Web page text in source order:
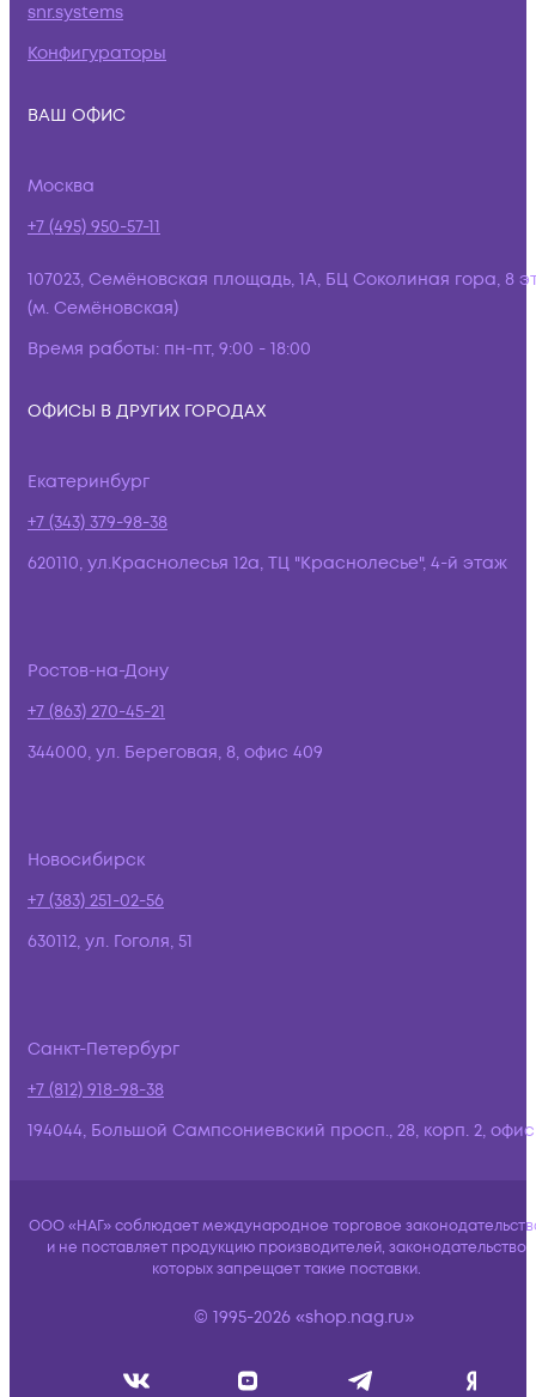
snr.systems
Конфигураторы
ВАШ ОФИС
Москва
+7 (495) 950-57-11
107023, Семёновская площадь, 1А, БЦ Соколиная гора, 8
(м. Семёновская)
Время работы: пн-пт, 9:00 - 18:00
ОФИСЫ В ДРУГИХ ГОРОДАХ
Екатеринбург
+7 (343) 379-98-38
620110, ул.Краснолесья 12а, ТЦ "Краснолесье", 4-й этаж
Ростов-на-Дону
+7 (863) 270-45-21
344000, ул. Береговая, 8, офис 409
Новосибирск
+7 (383) 251-02-56
630112, ул. Гоголя, 51
Санкт-Петербург
+7 (812) 918-98-38
194044, Большой Сампсониевский просп., 28, корп. 2,
ООО «НАГ» соблюдает международное торговое
и не поставляет продукцию производителей, законодательство
которых запрещает такие поставки.
© 1995-2026 «shop.nag.ru»